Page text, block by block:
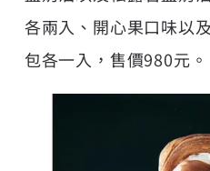
各兩入、開心果口味以
包各一入，售價980元。